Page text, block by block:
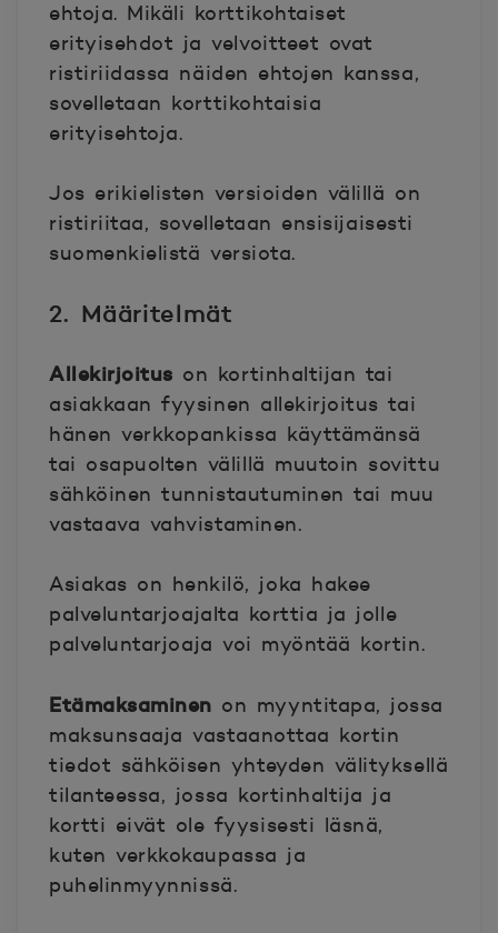
ehtoja. Mikäli korttikohtaiset
erityisehdot ja velvoitteet ovat
ristiriidassa näiden ehtojen kanssa,
sovelletaan korttikohtaisia
erityisehtoja.
Jos erikielisten versioiden välillä on
ristiriitaa, sovelletaan ensisijaisesti
suomenkielistä versiota.
2. Määritelmät
Allekirjoitus on kortinhaltijan tai
asiakkaan fyysinen allekirjoitus tai
hänen verkkopankissa käyttämänsä
tai osapuolten välillä muutoin sovittu
sähköinen tunnistautuminen tai muu
vastaava vahvistaminen.
Asiakas on henkilö, joka hakee
palveluntarjoajalta korttia ja jolle
palveluntarjoaja voi myöntää kortin.
Etämaksaminen on myyntitapa, jossa
maksunsaaja vastaanottaa kortin
tiedot sähköisen yhteyden välityksellä
tilanteessa, jossa kortinhaltija ja
kortti eivät ole fyysisesti läsnä,
kuten verkkokaupassa ja
puhelinmyynnissä.